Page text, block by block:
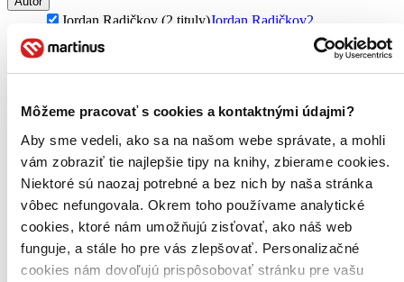
Môžeme pracovať s cookies a kontaktnými údajmi?
Aby sme vedeli, ako sa na našom webe správate, a mohli
vám zobraziť tie najlepšie tipy na knihy, zbierame cookies.
Niektoré sú naozaj potrebné a bez nich by naša stránka
vôbec nefungovala. Okrem toho používame analytické
cookies, ktoré nám umožňujú zisťovať, ako náš web
funguje, a stále ho pre vás zlepšovať. Personalizačné
cookies nám dovoľujú prispôsobovať stránku pre vašu
Jordan Radičkov (2 tituly)Jordan Radičkov2
Vydavateľstvo
AlleGro (2 tituly)AlleGro2
Väzba
pevná väzba (2 tituly)
Zvláštna vlastnosť
s podporou FPU (1 titul) s podporou FPU
Zúžiť výber
Zoradiť